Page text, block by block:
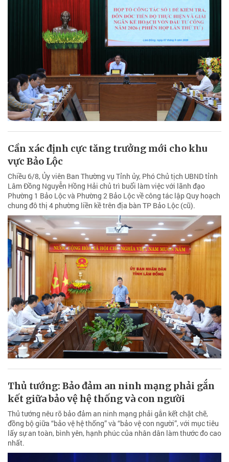
Cần xác định cực tăng trưởng mới cho khu
vực Bảo Lộc
Chiều 6/8, Ủy viên Ban Thường vụ Tỉnh ủy, Phó Chủ tịch UBND tỉnh
Lâm Đồng Nguyễn Hồng Hải chủ trì buổi làm việc với lãnh đạo
Phường 1 Bảo Lộc và Phường 2 Bảo Lộc về công tác lập Quy hoạch
chung đô thị 4 phường liền kề trên địa bàn TP Bảo Lộc (cũ).
Thủ tướng: Bảo đảm an ninh mạng phải gắn
kết giữa bảo vệ hệ thống và con người
Thủ tướng nêu rõ bảo đảm an ninh mạng phải gắn kết chặt chẽ,
đồng bộ giữa “bảo vệ hệ thống” và “bảo vệ con người”, với mục tiêu
lấy sự an toàn, bình yên, hạnh phúc của nhân dân làm thước đo cao
nhất.